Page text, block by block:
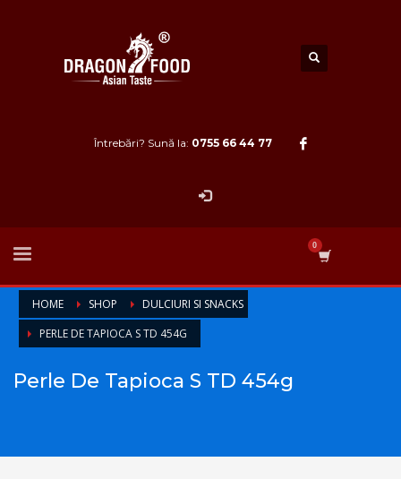
Întrebări? Sună la: 0755 66 44 77
HOME SHOP
DULCIURI SI SNACKS
PERLE DE TAPIOCA S TD 454G
Perle De Tapioca S TD 454g